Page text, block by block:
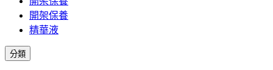
開架保養
精華液
分類